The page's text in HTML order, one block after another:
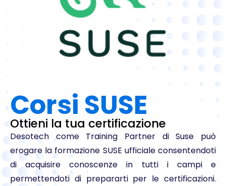
Corsi SUSE
Ottieni la tua certificazione
Desotech come Training Partner di Suse può
erogare la formazione SUSE ufficiale consentendoti
di acquisire conoscenze in tutti i campi e
permettendoti di prepararti per le certificazioni.